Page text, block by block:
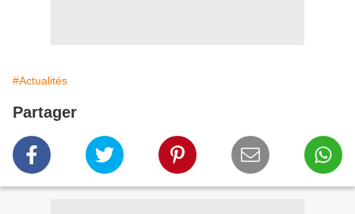
#Actualités
Partager